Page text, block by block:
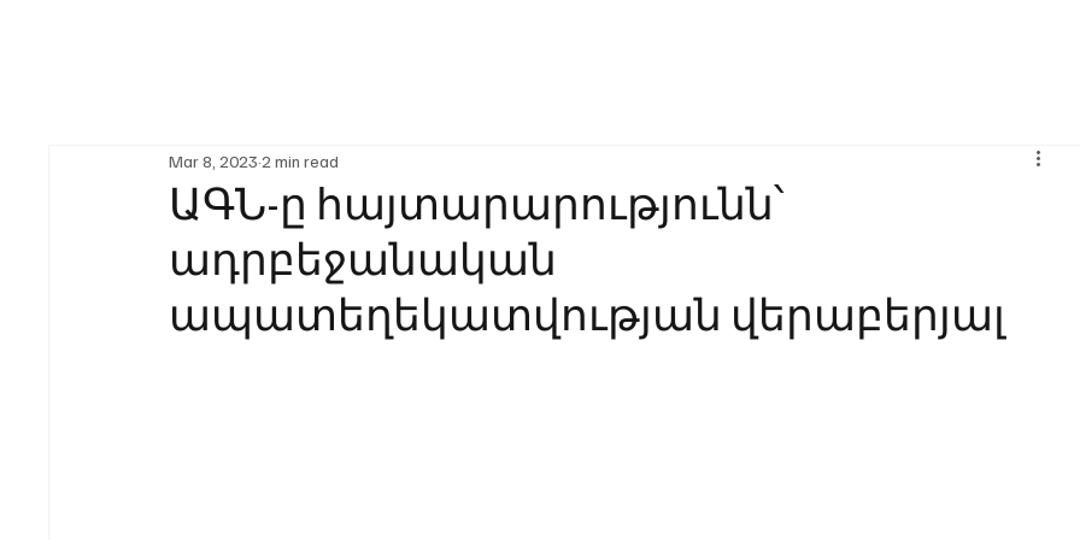
ԱԳՆ-ը հայտարարությունն՝
ադրբեջանական
ապատեղեկատվության վերաբերյալ
Mar 8, 2023 2 min read